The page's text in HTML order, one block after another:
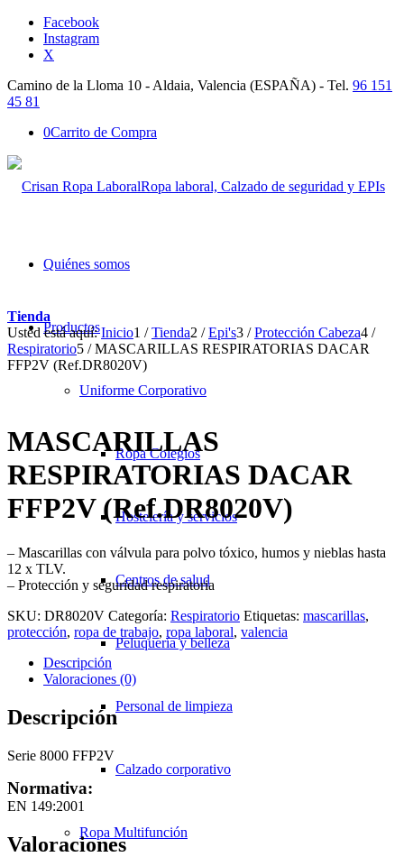
Facebook
Instagram
X
Camino de la Lloma 10 - Aldaia, Valencia (ESPAÑA) - Tel. 96 151
45 81
0Carrito de Compra
Ropa laboral, Calzado de seguridad y EPIs
Quiénes somos
Productos
Uniforme Corporativo
Ropa Colegios
Hostelería y servicios
Centros de salud
Peluquería y belleza
Personal de limpieza
Calzado corporativo
Ropa Multifunción
Tienda
Usted está aquí: Inicio1 / Tienda2 / Epi's3 / Protección Cabeza4 /
Respiratorio5 / MASCARILLAS RESPIRATORIAS DACAR
FFP2V (Ref.DR8020V)
MASCARILLAS
RESPIRATORIAS DACAR
FFP2V (Ref.DR8020V)
– Mascarillas con válvula para polvo tóxico, humos y nieblas hasta
12 x TLV.
– Protección y seguridad respiratoria
SKU: DR8020V Categoría: Respiratorio Etiquetas: mascarillas,
protección, ropa de trabajo, ropa laboral, valencia
Descripción
Valoraciones (0)
Descripción
Serie 8000 FFP2V
Normativa:
EN 149:2001
Valoraciones